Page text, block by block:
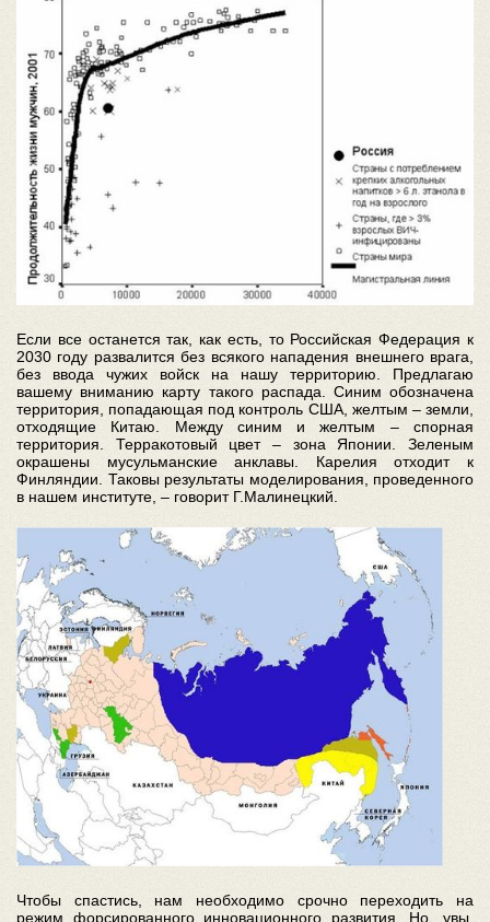
Если все останется так, как есть, то Российская Федерация к
2030 году развалится без всякого нападения внешнего врага,
без ввода чужих войск на нашу территорию. Предлагаю
вашему вниманию карту такого распада. Синим обозначена
территория, попадающая под контроль США, желтым – земли,
отходящие Китаю. Между синим и желтым – спорная
территория. Терракотовый цвет – зона Японии. Зеленым
окрашены мусульманские анклавы. Карелия отходит к
Финляндии. Таковы результаты моделирования, проведенного
в нашем институте, – говорит Г.Малинецкий.
Чтобы спастись, нам необходимо срочно переходить на
режим форсированного инновационного развития. Но, увы,